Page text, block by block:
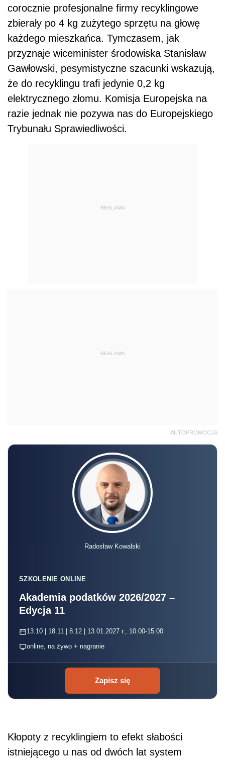
corocznie profesjonalne firmy recyklingowe
zbierały po 4 kg zużytego sprzętu na głowę
każdego mieszkańca. Tymczasem, jak
przyznaje wiceminister środowiska Stanisław
Gawłowski, pesymistyczne szacunki wskazują,
że do recyklingu trafi jedynie 0,2 kg
elektrycznego złomu. Komisja Europejska na
razie jednak nie pozywa nas do Europejskiego
Trybunału Sprawiedliwości.
REKLAMA
REKLAMA
AUTOPROMOCJA
Radosław Kowalski
SZKOLENIE ONLINE
Akademia podatków 2026/2027 –
Edycja 11
13.10 | 18.11 | 8.12 | 13.01.2027 r., 10:00-15:00
online, na żywo + nagranie
Zapisz się
Kłopoty z recyklingiem to efekt słabości
istniejącego u nas od dwóch lat system